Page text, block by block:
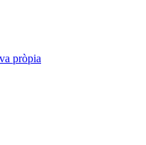
pròpia